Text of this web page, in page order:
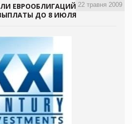
22 травня 2009
ЕВРООБЛИГАЦИЙ
ДО 8 ИЮЛЯ